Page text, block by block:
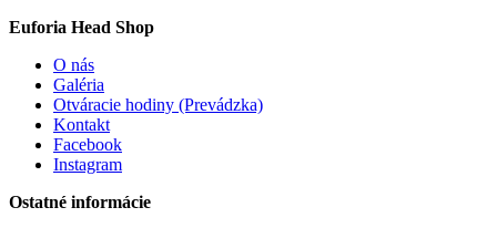
Euforia Head Shop
O nás
Galéria
Otváracie hodiny (Prevádzka)
Kontakt
Facebook
Instagram
Ostatné informácie